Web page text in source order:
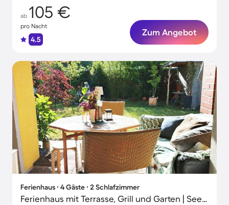
ab 105 €
pro Nacht
4.5
Zum Angebot
Ferienhaus ∙ 4 Gäste ∙ 2 Schlafzimmer
Ferienhaus mit Terrasse, Grill und Garten | Seeblick | Perfekt für die Arbeit von Zuhause